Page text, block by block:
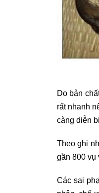
Do bản
rất nhanh
càng diễn
Theo ghi
gần 800 vụ
Các sai